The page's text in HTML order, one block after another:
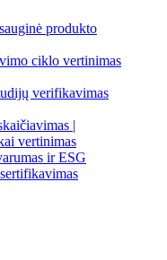
produkto
ciklo vertinimas
verifikavimas
|
vertinimas
ir ESG